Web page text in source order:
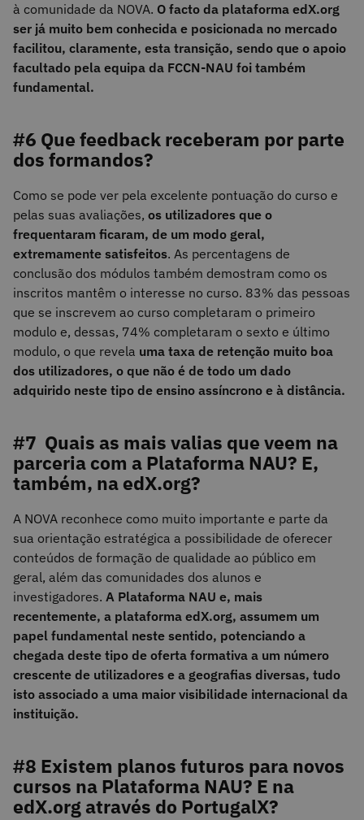
à comunidade da NOVA. O facto da plataforma edX.org
ser já muito bem conhecida e posicionada no mercado
facilitou, claramente, esta transição, sendo que o apoio
facultado pela equipa da FCCN-NAU foi também
fundamental.
#6 Que feedback receberam por parte
dos formandos?
Como se pode ver pela excelente pontuação do curso e
pelas suas avaliações, os utilizadores que o
frequentaram ficaram, de um modo geral,
extremamente satisfeitos. As percentagens de
conclusão dos módulos também demostram como os
inscritos mantêm o interesse no curso. 83% das pessoas
que se inscrevem ao curso completaram o primeiro
modulo e, dessas, 74% completaram o sexto e último
modulo, o que revela uma taxa de retenção muito boa
dos utilizadores, o que não é de todo um dado
adquirido neste tipo de ensino assíncrono e à distância.
#7 Quais as mais valias que veem na
parceria com a Plataforma NAU? E,
também, na edX.org?
A NOVA reconhece como muito importante e parte da
sua orientação estratégica a possibilidade de oferecer
conteúdos de formação de qualidade ao público em
geral, além das comunidades dos alunos e
investigadores. A Plataforma NAU e, mais
recentemente, a plataforma edX.org, assumem um
papel fundamental neste sentido, potenciando a
chegada deste tipo de oferta formativa a um número
crescente de utilizadores e a geografias diversas, tudo
isto associado a uma maior visibilidade internacional da
instituição.
#8 Existem planos futuros para novos
cursos na Plataforma NAU? E na
edX.org através do PortugalX?